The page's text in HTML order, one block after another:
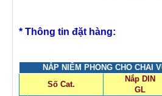
* Thông tin đặt hàng:
NẮP NIÊM PHONG CHO CHAI
Số Cat.
Nắp DIN
GL